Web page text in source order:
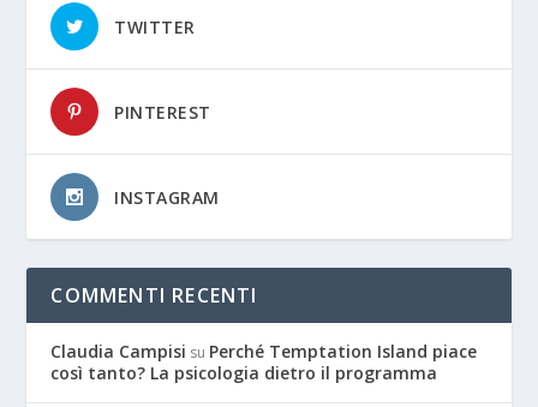
TWITTER
PINTEREST
INSTAGRAM
COMMENTI RECENTI
Claudia Campisi su Perché Temptation Island piace
così tanto? La psicologia dietro il programma